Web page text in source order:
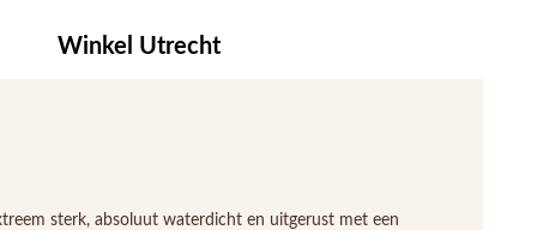
Winkel Utrecht
sterk, absoluut waterdicht en uitgerust met een